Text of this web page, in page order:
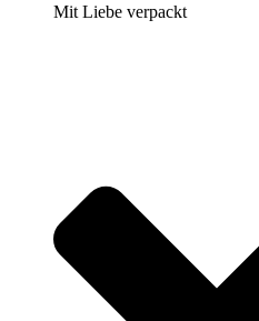
Mit Liebe verpackt